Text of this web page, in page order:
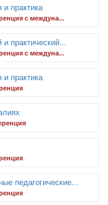
практика
с междуна...
и практический...
с междуна...
практика
педагогические...